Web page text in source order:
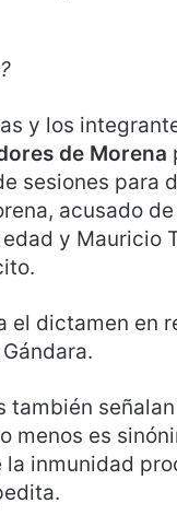
y los
de Morena
sesiones para
acusado
y Mauricio
el dictamen en
también
menos es
inmunidad